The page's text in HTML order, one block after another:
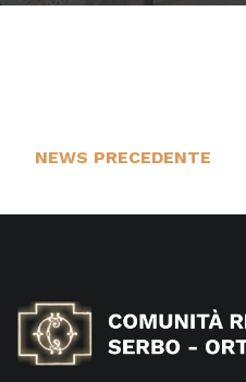
NEWS PRECEDENTE